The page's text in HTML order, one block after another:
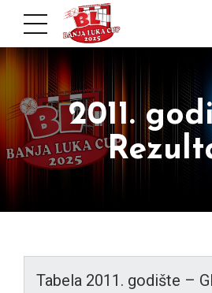
2011.
Tabela 2011. godište –